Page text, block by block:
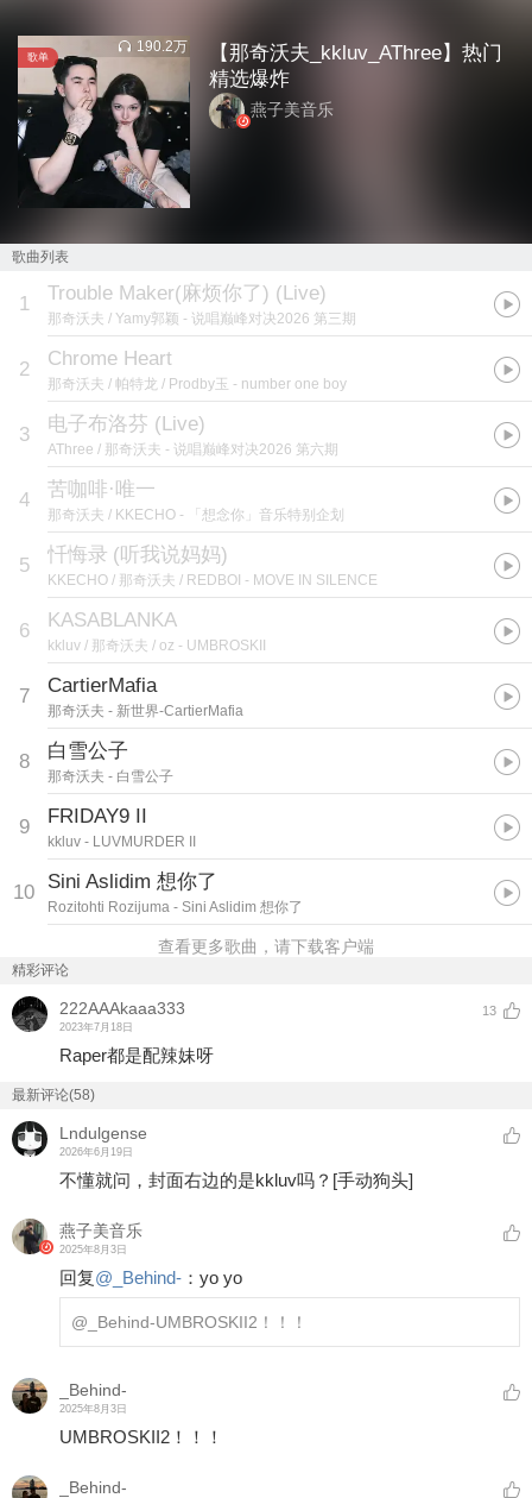
歌单
190.2万
【那奇沃夫_kkluv_AThree】热门
精选爆炸
燕子美音乐
歌曲列表
1 Trouble Maker(麻烦你了) (Live)
那奇沃夫 / Yamy郭颖 - 说唱巅峰对决2026 第三期
2 Chrome Heart
那奇沃夫 / 帕特龙 / Prodby玉 - number one boy
3 电子布洛芬 (Live)
AThree / 那奇沃夫 - 说唱巅峰对决2026 第六期
4 苦咖啡·唯一
那奇沃夫 / KKECHO - 「想念你」音乐特别企划
5 忏悔录 (听我说妈妈)
KKECHO / 那奇沃夫 / REDBOI - MOVE IN SILENCE
6 KASABLANKA
kkluv / 那奇沃夫 / oz - UMBROSKII
7 CartierMafia
那奇沃夫 - 新世界-CartierMafia
8 白雪公子
那奇沃夫 - 白雪公子
9 FRIDAY9 II
kkluv - LUVMURDER II
10 Sini Aslidim 想你了
Rozitohti Rozijuma - Sini Aslidim 想你了
查看更多歌曲，请下载客户端
精彩评论
222AAAkaaa333
2023年7月18日
13
Raper都是配辣妹呀
最新评论(58)
Lndulgense
2026年6月19日
不懂就问，封面右边的是kkluv吗？ [手动狗头]
燕子美音乐
2025年8月3日
回复@ _Behind- ： yo yo
@_Behind-UMBROSKII2！！！
_Behind-
2025年8月3日
UMBROSKII2！！！
_Behind-